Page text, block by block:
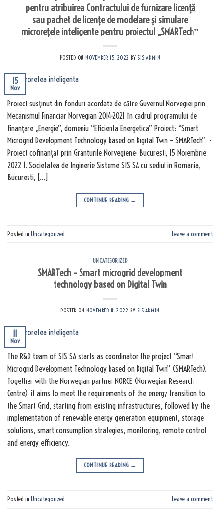
pentru atribuirea Contractului de furnizare licență
sau pachet de licențe de modelare și simulare
microrețele inteligente pentru proiectul „SMARTechˮ
POSTED ON NOVEMBER 15, 2022 BY SIS-ADMIN
15
Nov
Proiect susţinut din fonduri acordate de către Guvernul Norvegiei prin
Mecanismul Financiar Norvegian 2014-2021 în cadrul programului de
finanţare „Energie”, domeniu “Eficienta Energetica” Proiect: “Smart
Microgrid Development Technology based on Digital Twin – SMARTech” -
Proiect cofinanţat prin Granturile Norvegiene- Bucuresti, 15 Noiembrie
2022 1. Societatea de Inginerie Sisteme SIS SA cu sediul in Romania,
Bucuresti, […]
CONTINUE READING →
Posted in Uncategorized Leave a comment
UNCATEGORIZED
SMARTech – Smart microgrid development
technology based on Digital Twin
POSTED ON NOVEMBER 11, 2022 BY SIS-ADMIN
Nov
The R&D team of SIS SA starts as coordinator the project “Smart
Microgrid Development Technology based on Digital Twin” (SMARTech).
Together with the Norwegian partner NORCE (Norwegian Research
Centre), it aims to meet the requirements of the energy transition to
the Smart Grid, starting from existing infrastructures, followed by the
implementation of renewable energy generation equipment, storage
solutions, smart consumption strategies, monitoring, remote control
and energy efficiency.
CONTINUE READING →
Posted in Uncategorized Leave a comment